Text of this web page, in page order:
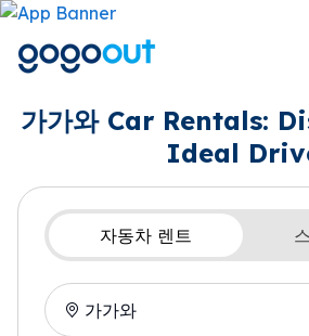
가가와 Car Rentals:
Ideal
자동차 렌트